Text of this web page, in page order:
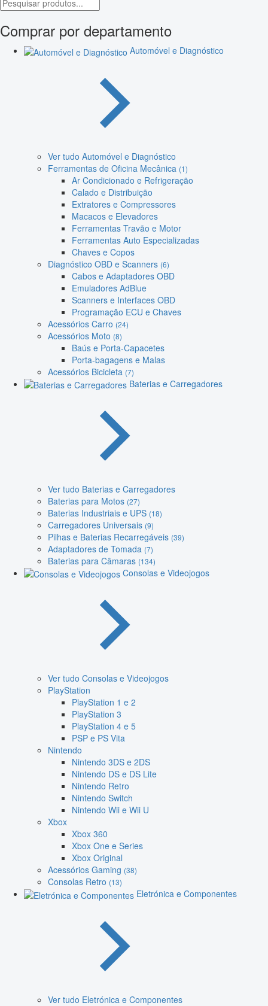
Comprar por departamento
Automóvel e Diagnóstico
Ver tudo Automóvel e Diagnóstico
Ferramentas de Oficina Mecânica (1)
Ar Condicionado e Refrigeração
Calado e Distribuição
Extratores e Compressores
Macacos e Elevadores
Ferramentas Travão e Motor
Ferramentas Auto Especializadas
Chaves e Copos
Diagnóstico OBD e Scanners (6)
Cabos e Adaptadores OBD
Emuladores AdBlue
Scanners e Interfaces OBD
Programação ECU e Chaves
Acessórios Carro (24)
Acessórios Moto (8)
Baús e Porta-Capacetes
Porta-bagagens e Malas
Acessórios Bicicleta (7)
Baterias e Carregadores
Ver tudo Baterias e Carregadores
Baterias para Motos (27)
Baterias Industriais e UPS (18)
Carregadores Universais (9)
Pilhas e Baterias Recarregáveis (39)
Adaptadores de Tomada (7)
Baterias para Câmaras (134)
Consolas e Videojogos
Ver tudo Consolas e Videojogos
PlayStation
PlayStation 1 e 2
PlayStation 3
PlayStation 4 e 5
PSP e PS Vita
Nintendo
Nintendo 3DS e 2DS
Nintendo DS e DS Lite
Nintendo Retro
Nintendo Switch
Nintendo Wii e Wii U
Xbox
Xbox 360
Xbox One e Series
Xbox Original
Acessórios Gaming (38)
Consolas Retro (13)
Eletrónica e Componentes
Ver tudo Eletrónica e Componentes